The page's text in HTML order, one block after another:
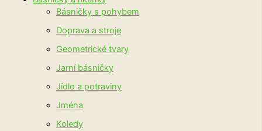
Básničky s pohybem
Doprava a stroje
Geometrické tvary
Jarní básničky
Jídlo a potraviny
Jména
Koledy